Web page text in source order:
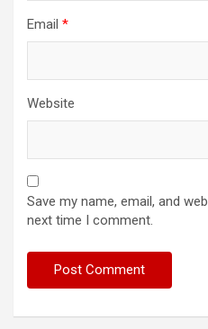
Email *
Website
Save my name, email, and
next time I comment.